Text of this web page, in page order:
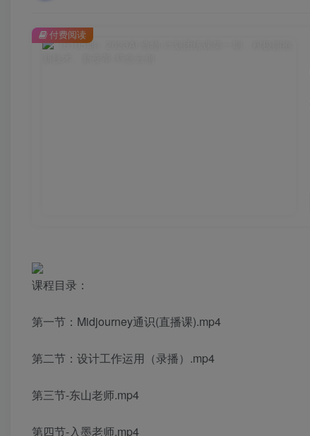
付费阅读
课程目录：
第一节：Midjourney通识(直播课).mp4
第二节：设计工作运用（录播）.mp4
第三节-东山老师.mp4
第四节-入墨老师.mp4